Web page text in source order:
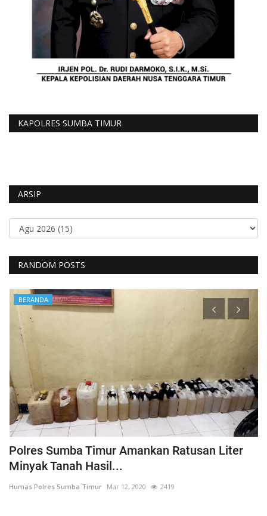
KAPOLRES SUMBA TIMUR
ARSIP
RANDOM POSTS
BERANDA
Polres Sumba Timur Amankan Ratusan Liter
Minyak Tanah Hasil...
Humas Polres Sumba Timur Mar 12, 2020 2419